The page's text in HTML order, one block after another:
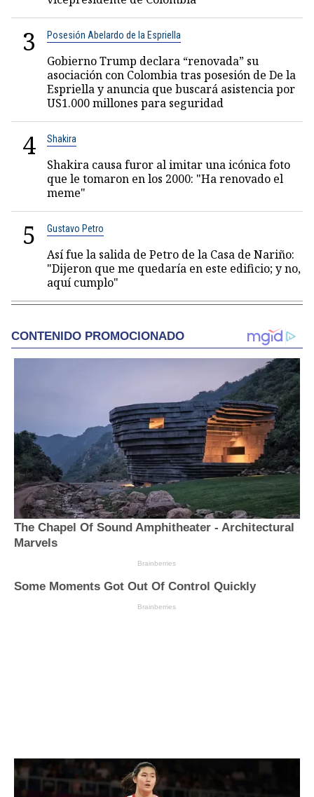
3 Posesión Abelardo de la Espriella
Gobierno Trump declara “renovada” su
asociación con Colombia tras posesión de De la
Espriella y anuncia que buscará asistencia por
US1.000 millones para seguridad
4 Shakira
Shakira causa furor al imitar una icónica foto
que le tomaron en los 2000: "Ha renovado el
meme"
5 Gustavo Petro
Así fue la salida de Petro de la Casa de Nariño:
"Dijeron que me quedaría en este edificio; y no,
aquí cumplo"